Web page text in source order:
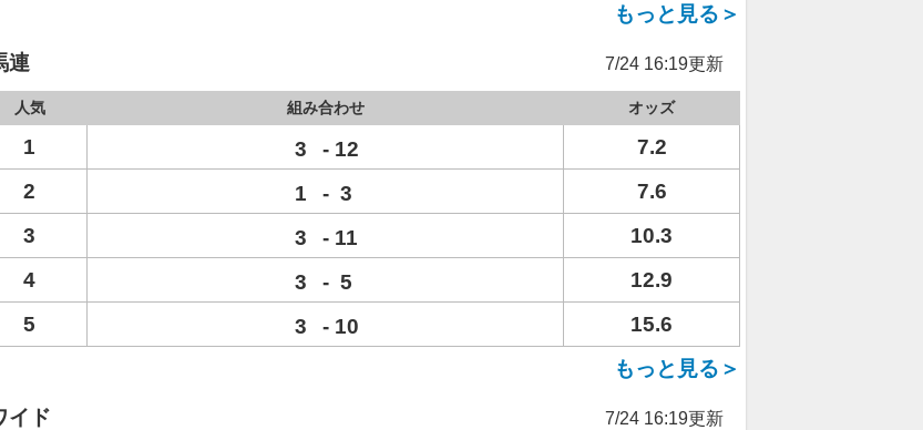
もっと見る＞
連 7/24 16:19更新
人気 組み合わせ オッズ
1 3 - 12
7.2
2
1 - 3
7.6
3
3 - 11
10.3
4
3 - 5
12.9
5
3 - 10
15.6
もっと見る＞
イド 7/24 16:19更新